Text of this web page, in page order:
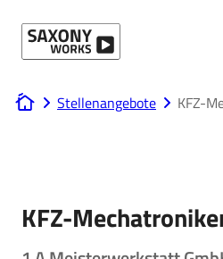
www.saxony-works.com
Stellenangebote KFZ-
KFZ-